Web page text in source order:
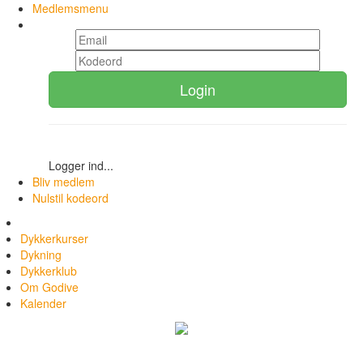
Medlemsmenu
Login
Logger ind...
Bliv medlem
Nulstil kodeord
Dykkerkurser
Dykning
Dykkerklub
Om Godive
Kalender